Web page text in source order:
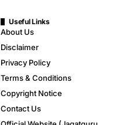
Useful Links
About Us
Disclaimer
Privacy Policy
Terms & Conditions
Copyright Notice
Contact Us